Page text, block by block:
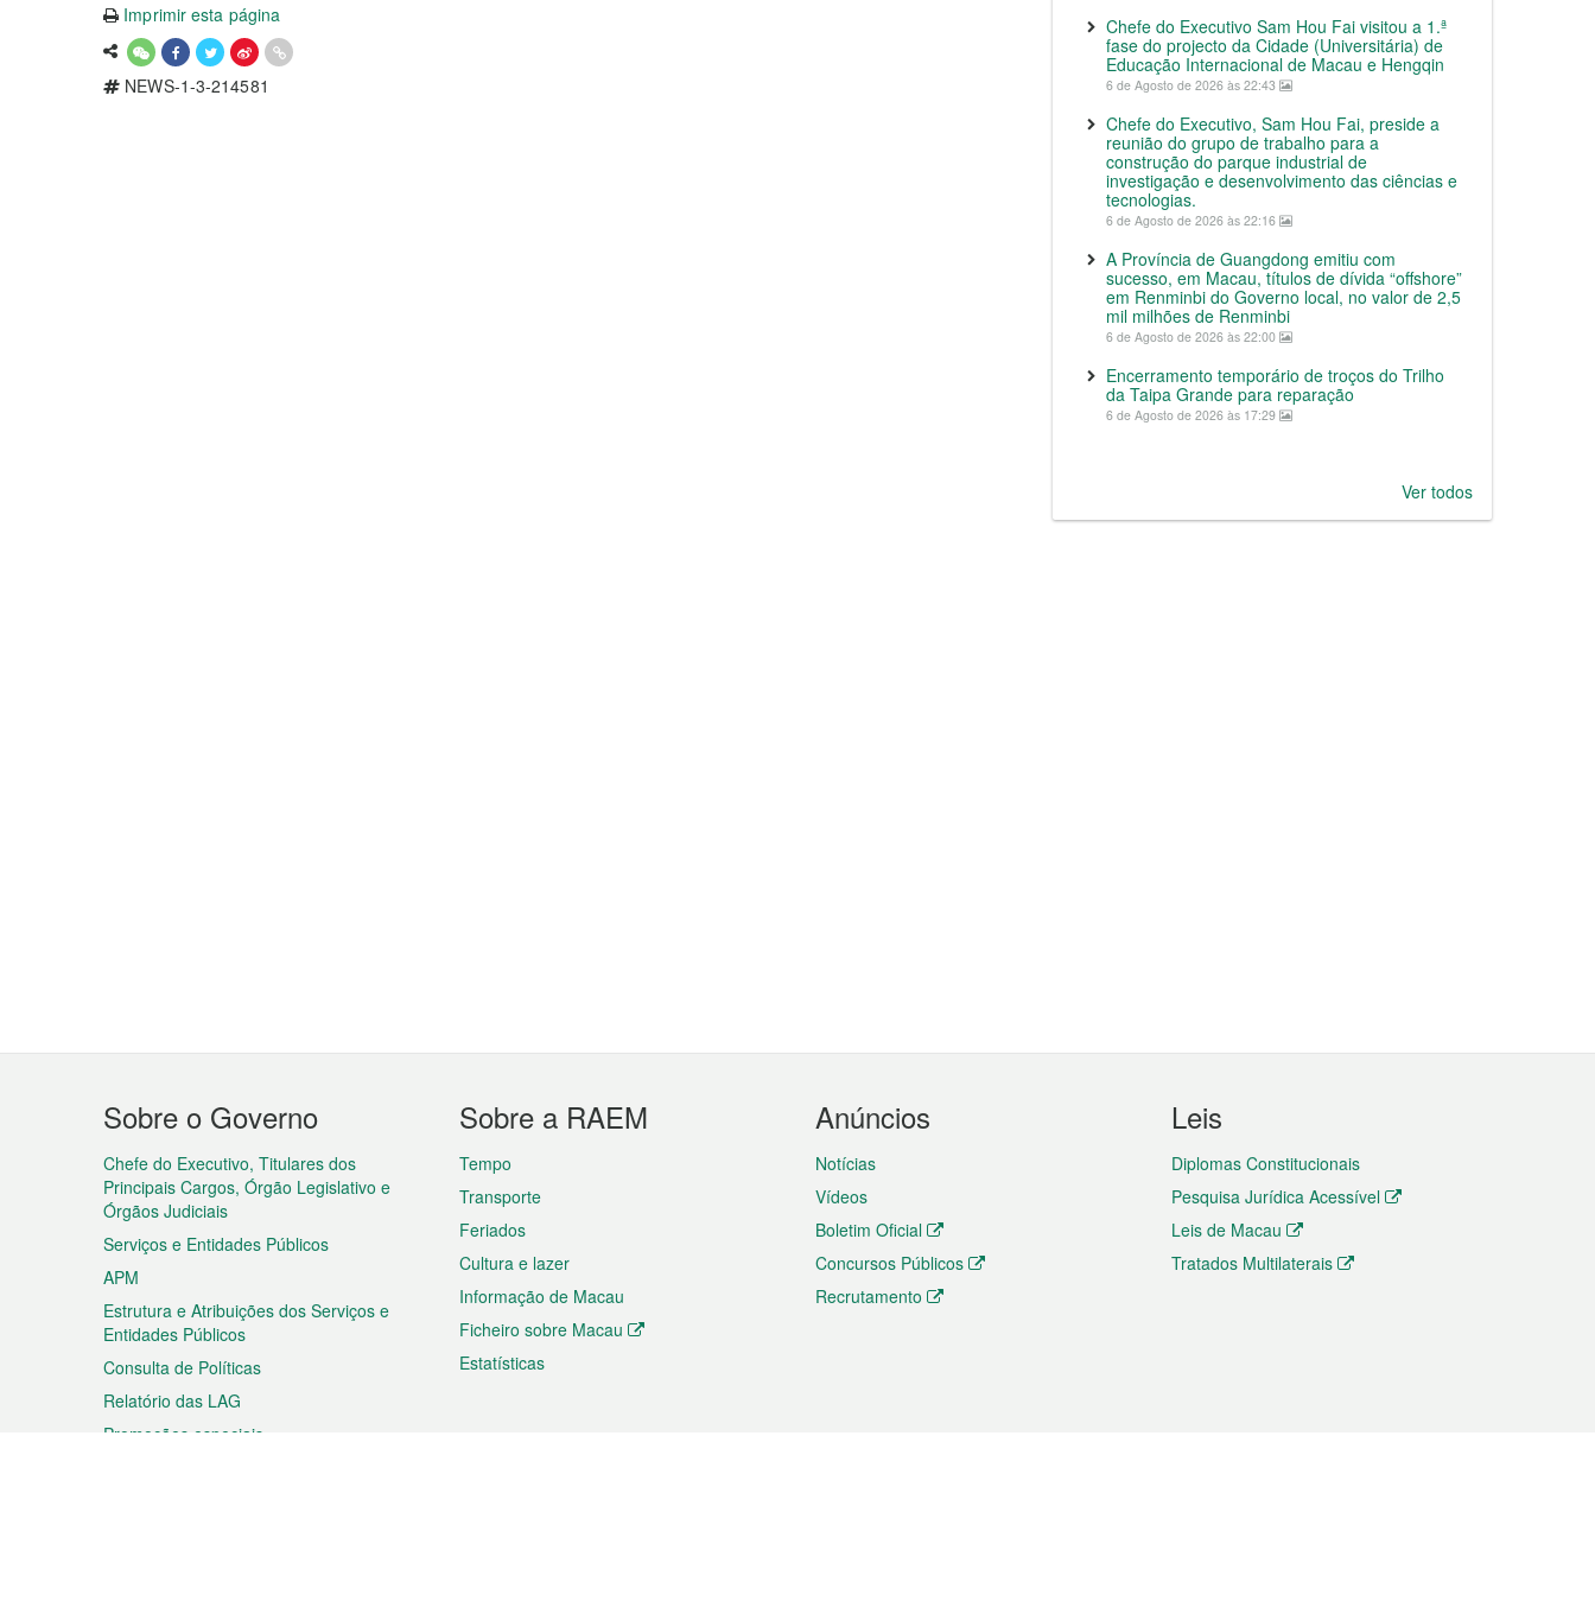
Imprimir esta página
NEWS-1-3-214581
Chefe do Executivo Sam Hou Fai visitou a 1.ª
fase do projecto da Cidade (Universitária) de
Educação Internacional de Macau e Hengqin
6 de Agosto de 2026 às 22:43
Chefe do Executivo, Sam Hou Fai, preside a
reunião do grupo de trabalho para a
construção do parque industrial de
investigação e desenvolvimento das ciências e
tecnologias.
6 de Agosto de 2026 às 22:16
A Província de Guangdong emitiu com
sucesso, em Macau, títulos de dívida “offshore”
em Renminbi do Governo local, no valor de 2,5
mil milhões de Renminbi
6 de Agosto de 2026 às 22:00
Encerramento temporário de troços do Trilho
da Taipa Grande para reparação
6 de Agosto de 2026 às 17:29
Ver todos
Menu
do
rodapé
Sobre o Governo
Chefe do Executivo, Titulares dos
Principais Cargos, Órgão Legislativo e
Órgãos Judiciais
Serviços e Entidades Públicos
APM
Estrutura e Atribuições dos Serviços e
Entidades Públicos
Consulta de Políticas
Relatório das LAG
Promoções especiais
Sobre a RAEM
Tempo
Transporte
Feriados
Cultura e lazer
Informação de Macau
Ficheiro sobre Macau
Estatísticas
Anúncios
Notícias
Vídeos
Boletim Oficial
Concursos Públicos
Recrutamento
Leis
Diplomas Constitucionais
Pesquisa Jurídica Acessível
Leis de Macau
Tratados Multilaterais